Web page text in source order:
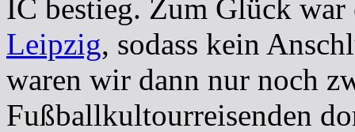
IC bestieg. Zum Glück
Leipzig, sodass kein
waren wir dann nur noch
Fußballkultourreisenden